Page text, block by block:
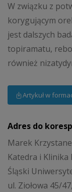
W związku z
korygującym
jest dalszych
topiramatu,
również
Artykuł w
Adres do
Marek
Katedra i
Śląski
ul. Ziołowa 45/